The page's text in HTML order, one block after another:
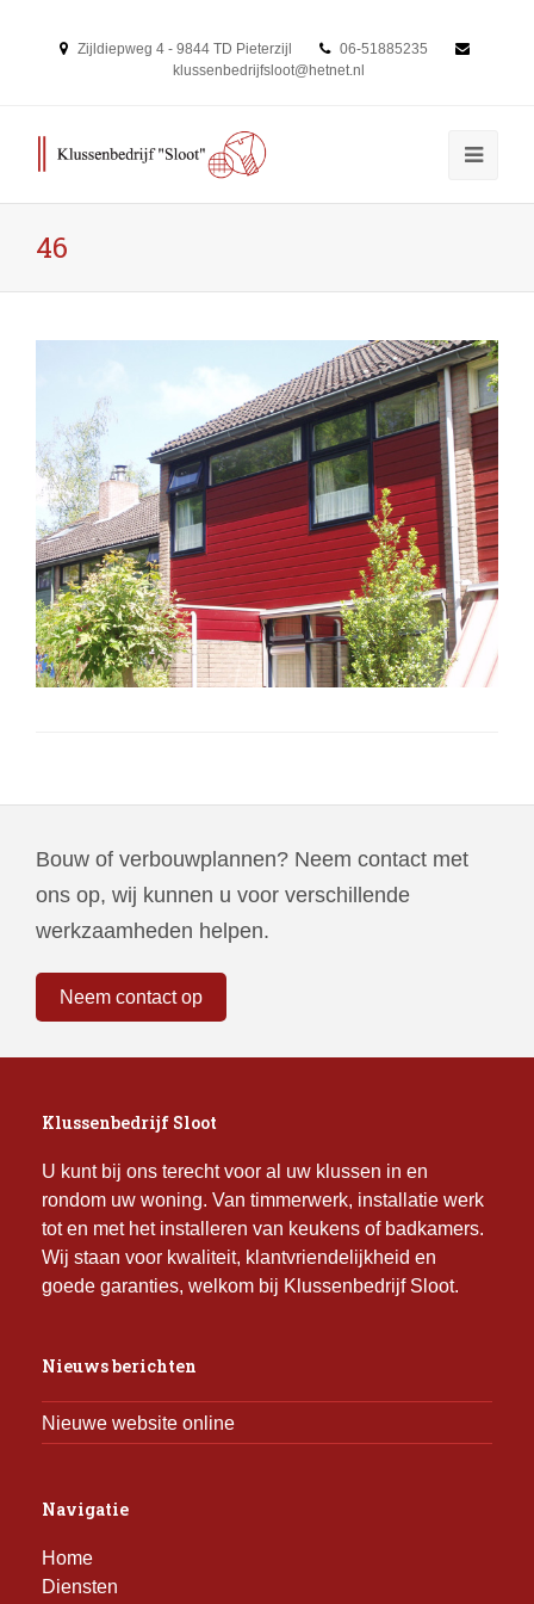
Zijldiepweg 4 - 9844 TD Pieterzijl
06-51885235
klussenbedrijfsloot@hetnet.nl
46
Bouw of verbouwplannen? Neem contact met
ons op, wij kunnen u voor verschillende
werkzaamheden helpen.
Neem contact op
Klussenbedrijf Sloot
U kunt bij ons terecht voor al uw klussen in en
rondom uw woning. Van timmerwerk, installatie werk
tot en met het installeren van keukens of badkamers.
Wij staan voor kwaliteit, klantvriendelijkheid en
goede garanties, welkom bij Klussenbedrijf Sloot.
Nieuws berichten
Nieuwe website online
Navigatie
Home
Diensten